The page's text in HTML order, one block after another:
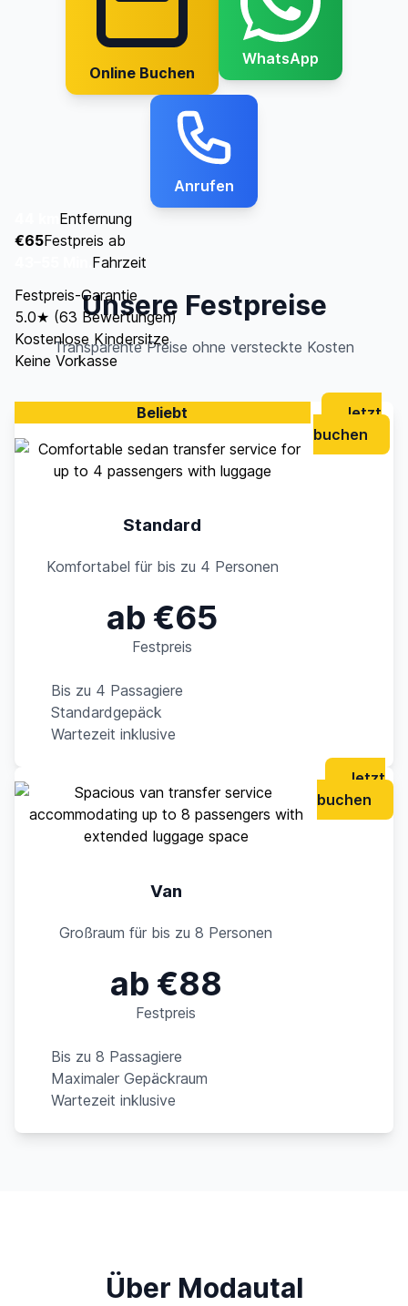
Online Buchen
WhatsApp
Anrufen
Entfernung
€65Festpreis ab
Fahrzeit
Festpreis-Garantie
5.0★ (63 Bewertungen)
Kostenlose Kindersitze
Keine Vorkasse
Unsere Festpreise
Transparente Preise ohne versteckte Kosten
Beliebt
Standard
Komfortabel für bis zu 4 Personen
ab €65
Festpreis
Bis zu 4 Passagiere
Standardgepäck
Wartezeit inklusive
Jetzt
buchen
Van
Großraum für bis zu 8 Personen
ab €88
Festpreis
Bis zu 8 Passagiere
Maximaler Gepäckraum
Wartezeit inklusive
Jetzt
buchen
Über Modautal